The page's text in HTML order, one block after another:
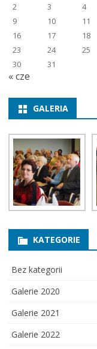
2
3 4
9
10 11
16
17 18
23
24 25
30
31
« cze
GALERIA
KATEGORIE
Bez kategorii
Galerie 2020
Galerie 2021
Galerie 2022